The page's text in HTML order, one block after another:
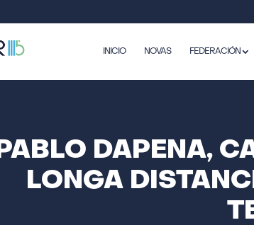
INICIO NOVAS FEDERACIÓN
PABLO DAPENA,
LONGA